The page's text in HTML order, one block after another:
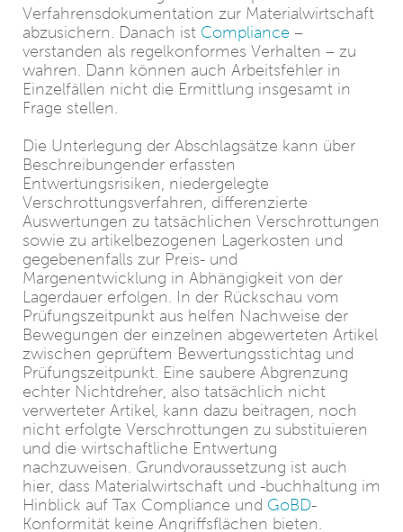
Verfahrensdokumentation zur Materialwirtschaft
abzusichern. Danach ist Compliance –
verstanden als regelkonformes Verhalten – zu
wahren. Dann können auch Arbeitsfehler in
Einzelfällen nicht die Ermittlung insgesamt in
Frage stellen.
Die Unterlegung der Abschlagsätze kann über
Beschreibungender erfassten
Entwertungsrisiken, niedergelegte
Verschrottungsverfahren, differenzierte
Auswertungen zu tatsächlichen Verschrottungen
sowie zu artikelbezogenen Lagerkosten und
gegebenenfalls zur Preis- und
Margenentwicklung in Abhängigkeit von der
Lagerdauer erfolgen. In der Rückschau vom
Prüfungszeitpunkt aus helfen Nachweise der
Bewegungen der einzelnen abgewerteten Artikel
zwischen geprüftem Bewertungsstichtag und
Prüfungszeitpunkt. Eine saubere Abgrenzung
echter Nichtdreher, also tatsächlich nicht
verwerteter Artikel, kann dazu beitragen, noch
nicht erfolgte Verschrottungen zu substituieren
und die wirtschaftliche Entwertung
nachzuweisen. Grundvoraussetzung ist auch
hier, dass Materialwirtschaft und -buchhaltung im
Hinblick auf Tax Compliance und GoBD-
Konformität keine Angriffsflächen bieten.